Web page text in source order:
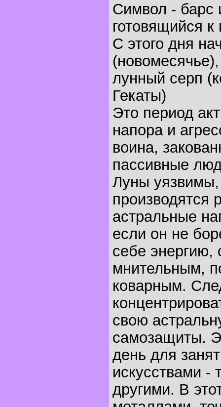
Символ - барс
готовящийся к
С этого дня
лунный серп
Гекаты)
Это период
напора и
воина,
пассивные
Луны уязвимы,
производятся
астральные
если он не
себе энергию,
мнительным,
коварным.
свою
самозащиты.
день для
искусствами -
другими. В